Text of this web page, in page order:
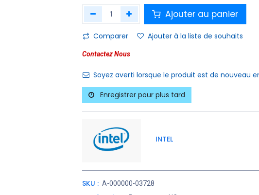
Ajouter au panier
Comparer Ajouter à la liste de souhaits
Contactez Nous
Soyez averti lorsque le produit est de nouveau
Enregistrer pour plus tard
INTEL
SKU : A-000000-03728